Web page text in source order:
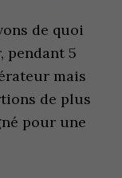
de quoi
pendant 5
mais
de plus
pour une